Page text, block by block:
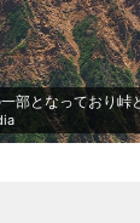
部となっており峠